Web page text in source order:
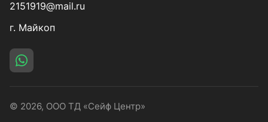
2151919@mail.ru
г. Майкоп
© 2026, ООО ТД «Сейф Центр»